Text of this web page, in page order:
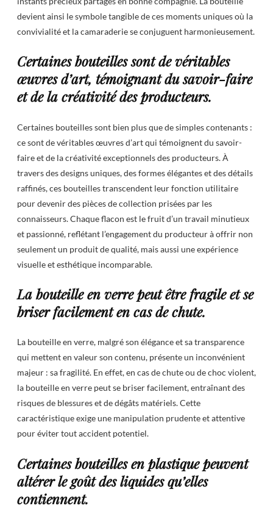
devient ainsi le symbole tangible de ces moments uniques où la
convivialité et la camaraderie se conjuguent harmonieusement.
Certaines bouteilles sont de véritables
œuvres d’art, témoignant du savoir-faire
et de la créativité des producteurs.
Certaines bouteilles sont bien plus que de simples contenants :
ce sont de véritables œuvres d’art qui témoignent du savoir-
faire et de la créativité exceptionnels des producteurs. À
travers des designs uniques, des formes élégantes et des détails
raffinés, ces bouteilles transcendent leur fonction utilitaire
pour devenir des pièces de collection prisées par les
connaisseurs. Chaque flacon est le fruit d’un travail minutieux
et passionné, reflétant l’engagement du producteur à offrir non
seulement un produit de qualité, mais aussi une expérience
visuelle et esthétique incomparable.
La bouteille en verre peut être fragile et se
briser facilement en cas de chute.
La bouteille en verre, malgré son élégance et sa transparence
qui mettent en valeur son contenu, présente un inconvénient
majeur : sa fragilité. En effet, en cas de chute ou de choc violent,
la bouteille en verre peut se briser facilement, entraînant des
risques de blessures et de dégâts matériels. Cette
caractéristique exige une manipulation prudente et attentive
pour éviter tout accident potentiel.
Certaines bouteilles en plastique peuvent
altérer le goût des liquides qu’elles
contiennent.